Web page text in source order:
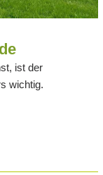
ist der
wichtig.